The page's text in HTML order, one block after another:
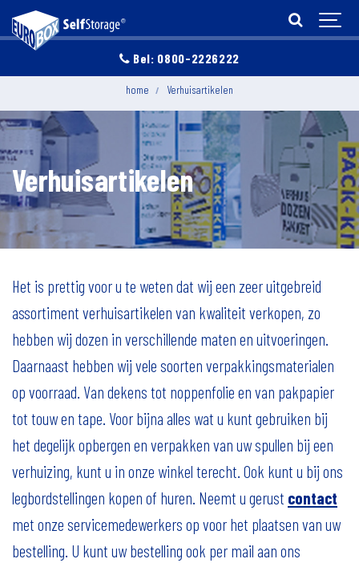
home Verhuisartikelen
Verhuisartikelen
Het is prettig voor u te weten dat wij een zeer uitgebreid
assortiment verhuisartikelen van kwaliteit verkopen, zo
hebben wij dozen in verschillende maten en uitvoeringen.
Daarnaast hebben wij vele soorten verpakkingsmaterialen
op voorraad. Van dekens tot noppenfolie en van pakpapier
tot touw en tape. Voor bijna alles wat u kunt gebruiken bij
het degelijk opbergen en verpakken van uw spullen bij een
verhuizing, kunt u in onze winkel terecht. Ook kunt u bij ons
legbordstellingen kopen of huren. Neemt u gerust contact
met onze servicemedewerkers op voor het plaatsen van uw
bestelling. U kunt uw bestelling ook per mail aan ons
Bel: 0800-2226222